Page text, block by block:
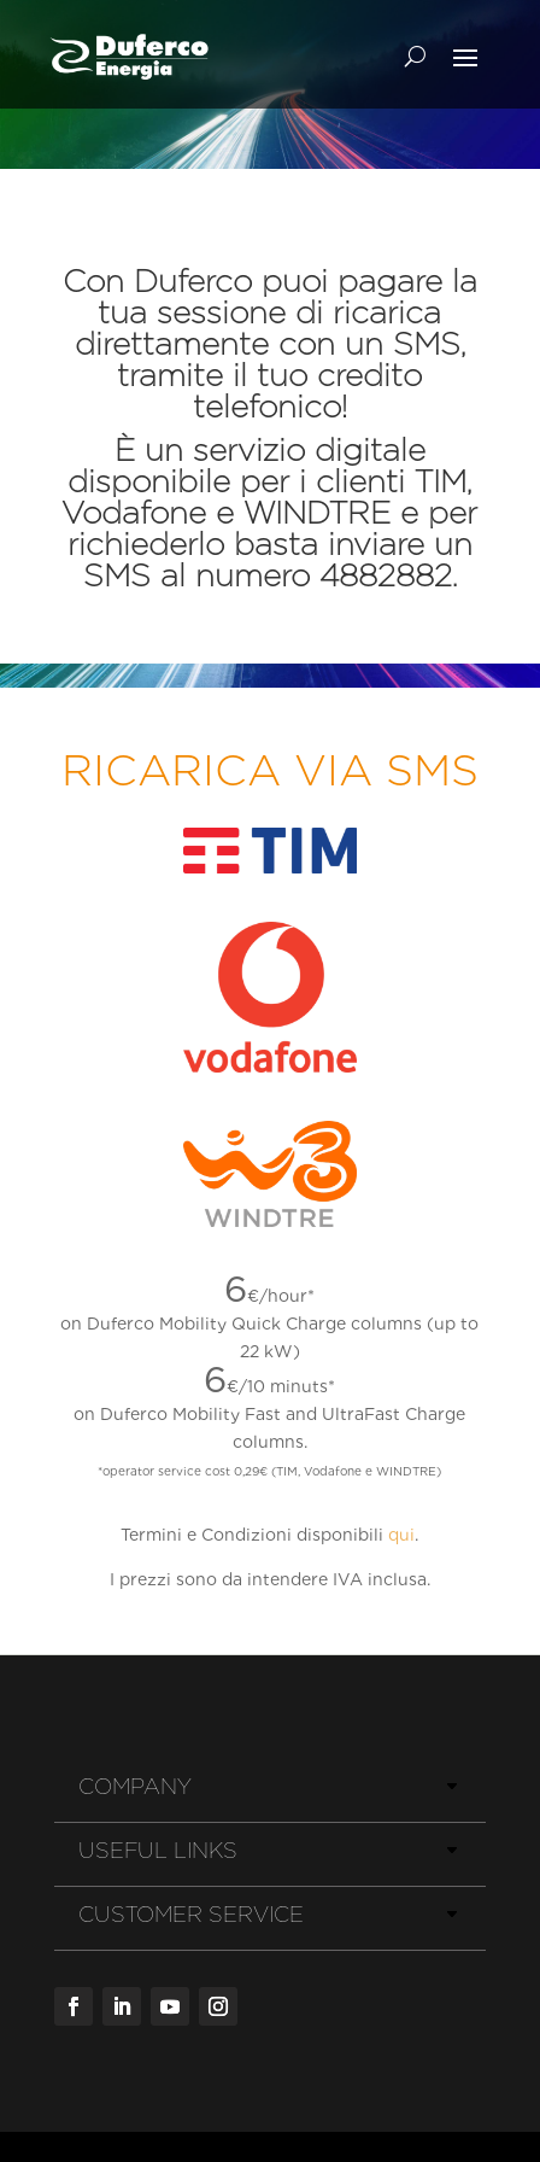
Con Duferco puoi pagare la
tua sessione di ricarica
direttamente con un SMS,
tramite il tuo credito
telefonico!
È un servizio digitale
disponibile per i clienti TIM,
Vodafone e WINDTRE e per
richiederlo basta inviare un
SMS al numero 4882882.
RICARICA VIA SMS
6€/hour*
on Duferco Mobility Quick Charge columns (up to
22 kW)
6€/10 minuts*
on Duferco Mobility Fast and UltraFast Charge
columns.
*operator service cost 0,29€ (TIM, Vodafone e WINDTRE)
Termini e Condizioni disponibili qui.
I prezzi sono da intendere IVA inclusa.
COMPANY
USEFUL LINKS
CUSTOMER SERVICE